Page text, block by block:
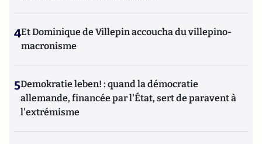
4Et Dominique de Villepin accoucha du villepino-
macronisme
5Demokratie leben! : quand la démocratie
allemande, financée par l'État, sert de paravent à
l'extrémisme